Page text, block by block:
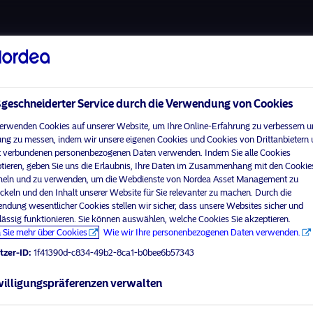
visit
Anlegerprofil aus
Home
Über uns
Fonds
Verantwortungsbewusste
Investments
News
Nutzungsbedingungen
Datenschutzerklärung
Cookie-Richtlinien
Zugänglichkeit
Sitemap
Service durch die Verwendung von Cookies
Cookies auf unserer Website, um Ihre Online-Erfahrung zu verbessern
zu messen, indem wir unsere eigenen Cookies und Cookies von Drittanbietern
personenbezogenen Daten verwenden. Indem Sie alle Cookies
geben Sie uns die Erlaubnis, Ihre Daten im Zusammenhang mit den
und zu verwenden, um die Webdienste von Nordea Asset Management zu
und den Inhalt unserer Website für Sie relevanter zu machen. Durch die
wesentlicher Cookies stellen wir sicher, dass unsere Websites sicher und
funktionieren. Sie können auswählen, welche Cookies Sie akzeptieren.
Sie mehr über Cookies
Wie wir Ihre personenbezogenen Daten verwenden.
ID: 1f41390d-c834-49b2-8ca1-b0bee6b57343
verwalten